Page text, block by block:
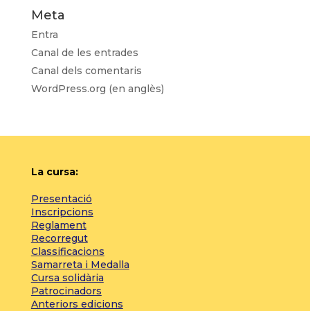
Meta
Entra
Canal de les entrades
Canal dels comentaris
WordPress.org (en anglès)
La cursa:
Presentació
Inscripcions
Reglament
Recorregut
Classificacions
Samarreta i Medalla
Cursa solidària
Patrocinadors
Anteriors edicions